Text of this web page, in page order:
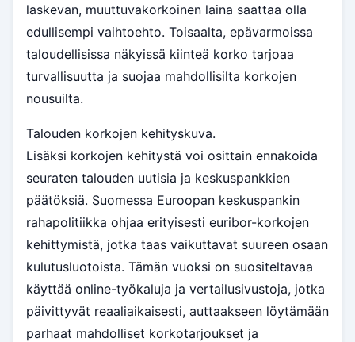
laskevan, muuttuvakorkoinen laina saattaa olla
edullisempi vaihtoehto. Toisaalta, epävarmoissa
taloudellisissa näkyissä kiinteä korko tarjoaa
turvallisuutta ja suojaa mahdollisilta korkojen
nousuilta.
Talouden korkojen kehityskuva.
Lisäksi korkojen kehitystä voi osittain ennakoida
seuraten talouden uutisia ja keskuspankkien
päätöksiä. Suomessa Euroopan keskuspankin
rahapolitiikka ohjaa erityisesti euribor-korkojen
kehittymistä, jotka taas vaikuttavat suureen osaan
kulutusluotoista. Tämän vuoksi on suositeltavaa
käyttää online-työkaluja ja vertailusivustoja, jotka
päivittyvät reaaliaikaisesti, auttaakseen löytämään
parhaat mahdolliset korkotarjoukset ja